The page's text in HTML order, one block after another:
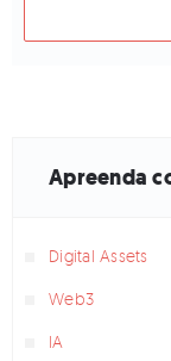
Apreenda
Digital Assets
Web3
IA